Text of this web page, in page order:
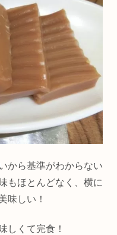
から基準がわからない
もほとんどなく、横に
味しい！
しくて完食！